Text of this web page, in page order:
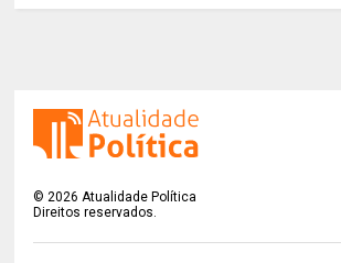
©2026 Atualidade Política
Direitos reservados.